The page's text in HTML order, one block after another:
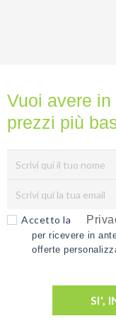
Vuoi avere
prezzi più
Accetto la
per ricevere in
offerte
SI',